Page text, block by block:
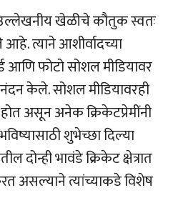
उल्लेखनीय खेळीचे कौतुक स्वतः
त्याने आशीर्वादच्या
आणि फोटो सोशल मीडियावर
केले. सोशल मीडियावरही
होत असून अनेक क्रिकेटप्रेमींनी
शुभेच्छा दिल्या
दोन्ही भावंडे क्रिकेट क्षेत्रात
असल्याने त्यांच्याकडे विशेष